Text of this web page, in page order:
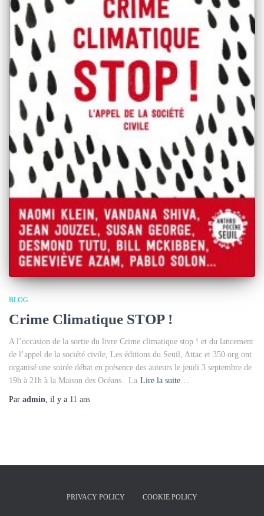
BLOG
Crime Climatique STOP !
A l’occasion de la sortie du livre Crime climatique stop ! et du lancement
de l’appel de la société civile, Les éditions du Seuil, Attac et 350.org ont
organisé une soirée débat en présence des auteurs le jeudi 3 septembre de
19h à 21h à la Maison des Océans. La Lire la suite…
Par admin, il y a 11 ans
PRIVACY POLICY COOKIE POLICY